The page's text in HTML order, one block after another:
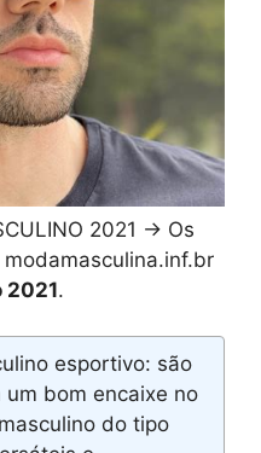
2021 → Os
2021.
esportivo: são
bom encaixe no
do tipo